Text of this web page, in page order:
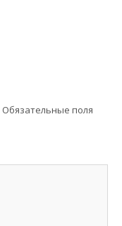
Обязательные поля